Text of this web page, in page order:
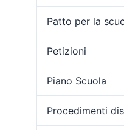
Patto per la
Petizioni
Piano Scuola
Procedimenti